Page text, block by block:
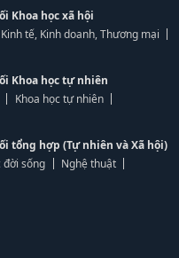
Khoa học xã hội
Kinh tế, Kinh doanh, Thương mại
Khoa học tự nhiên
Khoa học tự nhiên
tổng hợp (Tự nhiên và Xã hội)
đời sống
Nghệ thuật